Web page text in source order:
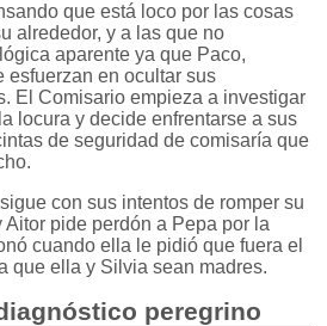
que está loco por las cosas
alrededor, y a las que no
aparente ya que Paco,
esfuerzan en ocultar sus
El Comisario empieza a investigar
locura y decide enfrentarse a sus
de seguridad de comisaría que
con sus intentos de romper su
pide perdón a Pepa por la
cuando ella le pidió que fuera el
que ella y Silvia sean madres.
peregrino